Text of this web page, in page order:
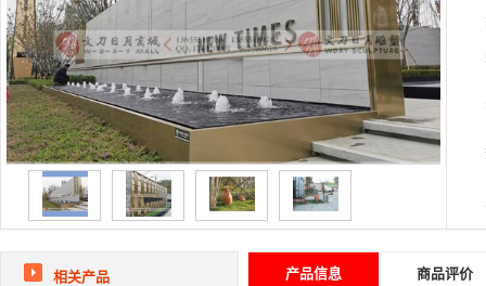
相关产品 产品信息 商品评价